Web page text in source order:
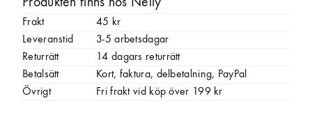
Produkten finns hos Nelly
Frakt
45 kr
Leveranstid
3-5 arbetsdagar
Returrätt
14 dagars returrätt
Betalsätt
Kort, faktura, delbetalning, PayPal
Övrigt
Fri frakt vid köp över 199 kr